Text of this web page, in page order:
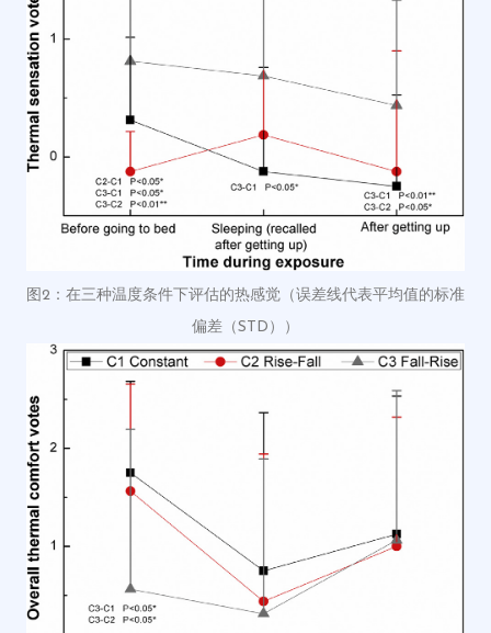
图2： 在三种温度条件下评估的热感觉 （误差线代表平均值的标准
偏差（STD））